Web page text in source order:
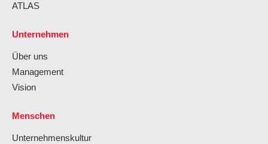
ATLAS
Unternehmen
Über uns
Management
Vision
Menschen
Unternehmenskultur